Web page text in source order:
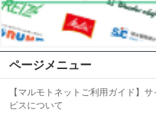
ページメニュー
【マルモトネットご利用ガイド】
ビスについて